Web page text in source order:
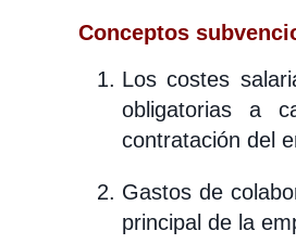
Conceptos
Los costes
obligatorias a
contratación del
Gastos de
principal de la